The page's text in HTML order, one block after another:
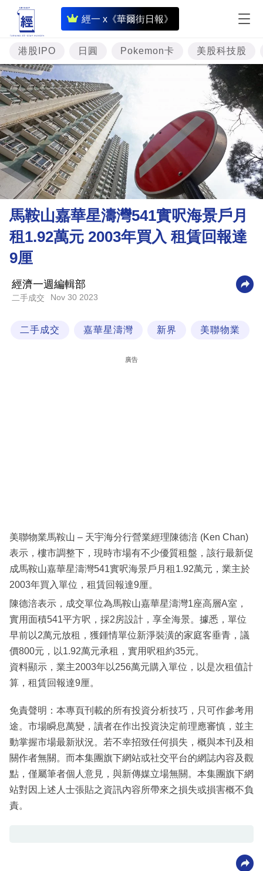
經一 x《華爾街日報》
即
時
財
經
專
題
投
資
樓
理
財
商
科
技
港股IPO 日圓 Pokemon卡 美股科技股
馬鞍山嘉華星濤灣541實呎海景戶月
租1.92萬元 2003年買入 租賃回報達
9厘
經濟一週編輯部
二手成交 Nov 30 2023
二手成交 嘉華星濤灣 新界 美聯物業
廣告
美聯物業馬鞍山 – 天宇海分行營業經理陳德涪 (Ken Chan)
表示，樓市調整下，現時市場有不少優質租盤，該行最新促
成馬鞍山嘉華星濤灣541實呎海景戶月租1.92萬元，業主於
2003年買入單位，租賃回報達9厘。
陳德涪表示，成交單位為馬鞍山嘉華星濤灣1座高層A室，
實用面積541平方呎，採2房設計，享全海景。據悉，單位
早前以2萬元放租，獲鍾情單位新淨裝潢的家庭客垂青，議
價800元，以1.92萬元承租，實用呎租約35元。
資料顯示，業主2003年以256萬元購入單位，以是次租值計
算，租賃回報達9厘。
免責聲明：本專頁刊載的所有投資分析技巧，只可作參考用
途。市場瞬息萬變，讀者在作出投資決定前理應審慎，並主
動掌握市場最新狀況。若不幸招致任何損失，概與本刊及相
關作者無關。而本集團旗下網站或社交平台的網誌內容及觀
點，僅屬筆者個人意見，與新傳媒立場無關。本集團旗下網
站對因上述人士張貼之資訊內容所帶來之損失或損害概不負
責。